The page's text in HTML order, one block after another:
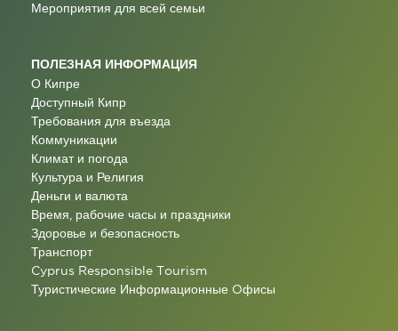
Мероприятия для всей семьи
ПОЛЕЗНАЯ ИНФОРМАЦИЯ
О Кипре
Доступный Кипр
Требования для въезда
Коммуникации
Климат и погода
Культура и Религия
Деньги и валюта
Время, рабочие часы и праздники
Здоровье и безопасность
Транспорт
Cyprus Responsible Tourism
Туристические Информационные Oфисы